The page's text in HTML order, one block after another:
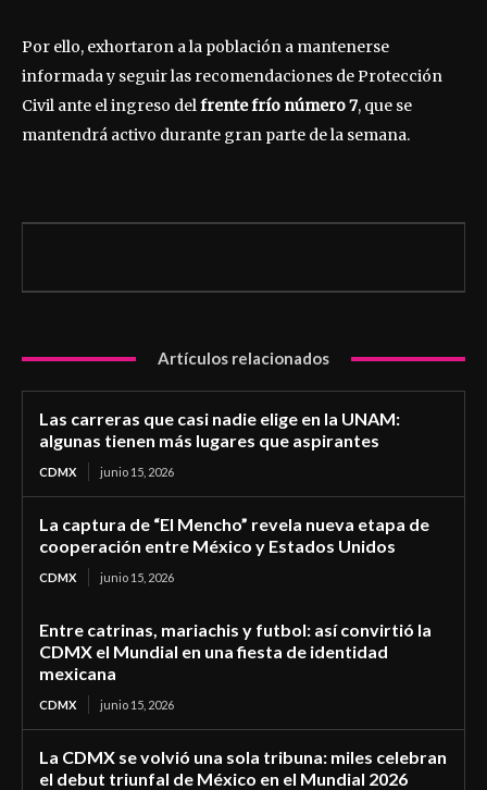
Por ello, exhortaron a la población a mantenerse
informada y seguir las recomendaciones de Protección
Civil ante el ingreso delfrente frío número 7, que se
mantendrá activo durante gran parte de la semana.
Artículos relacionados
Las carreras que casi nadie elige en la UNAM:
algunas tienen más lugares que aspirantes
CDMX junio 15, 2026
La captura de “El Mencho” revela nueva etapa de
cooperación entre México y Estados Unidos
CDMX junio 15, 2026
Entre catrinas, mariachis y futbol: así convirtió la
CDMX el Mundial en una fiesta de identidad
mexicana
CDMX junio 15, 2026
La CDMX se volvió una sola tribuna: miles celebran
el debut triunfal de México en el Mundial 2026